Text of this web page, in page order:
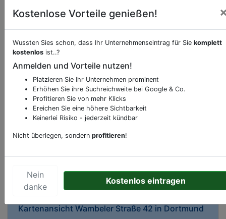
Beschreibung & Services von
Sie möchten eine Beschreibung, Dienstleistung
oder andere relevante Informationen hinzufügen?
Klicken Sie bittehierum uns zu kontaktieren.
Gerne erweitern wir Ihren Firmeneintrag um
Sonderangebote odere besondere Services, die
Ihren Wettbewerbern abheben.
Kartenansicht Wambeler Straße 42 in Dortmund
Kostenlose Vorteile genießen!
Wussten Sies schon, dass Ihr Unternehmenseintrag für Sie komplett
kostenlos ist..?
Anmelden und Vorteile nutzen!
Platzieren Sie Ihr Unternehmen prominent
Erhöhen Sie ihre Suchreichweite bei Google & Co.
Profitieren Sie von mehr Klicks
Ereichen Sie eine höhere Sichtbarkeit
Keinerlei Risiko - jederzeit kündbar
Nicht überlegen, sondern profitieren!
Nein
danke
Kostenlos eintragen